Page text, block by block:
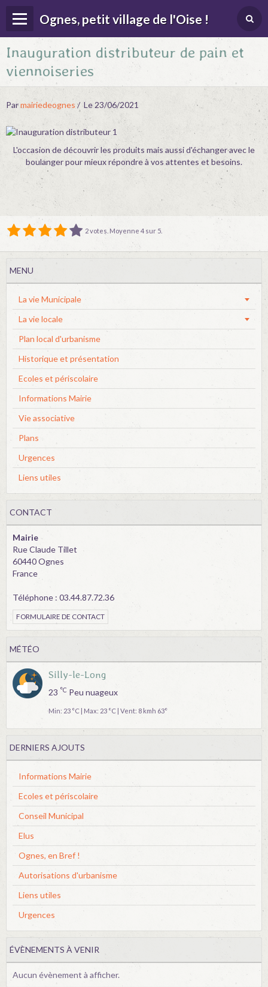
Ognes, petit village de l'Oise !
Page d'accueil
Menu
Contact
Agenda
Actualités
Location salle des fêtes
Inauguration distributeur de pain et
viennoiseries
Parmairiedeognes Le 23/06/2021
L'occasion de découvrir les produits mais aussi d'échanger avec le
boulanger pour mieux répondre à vos attentes et besoins.
2votes. Moyenne 4 sur 5.
MENU
La vie Municipale
La vie locale
Plan local d'urbanisme
Historique et présentation
Ecoles et périscolaire
Informations Mairie
Vie associative
Plans
Urgences
Liens utiles
CONTACT
Mairie
Rue Claude Tillet
60440 Ognes
France
Téléphone : 03.44.87.72.36
FORMULAIRE DE CONTACT
MÉTÉO
Silly-le-Long
23 °C Peu nuageux
Min: 23 °C | Max: 23 °C | Vent: 8 kmh 63°
DERNIERS AJOUTS
Informations Mairie
Ecoles et périscolaire
Conseil Municipal
Elus
Ognes, en Bref !
Autorisations d'urbanisme
Liens utiles
Urgences
ÉVÈNEMENTS À VENIR
Aucun évènement à afficher.